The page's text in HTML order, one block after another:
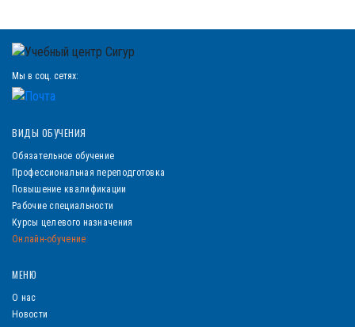
Мы в соц. сетях:
ВИДЫ ОБУЧЕНИЯ
Обязательное обучение
Профессиональная переподготовка
Повышение квалификации
Рабочие специальности
Курсы целевого назначения
Онлайн-обучение
МЕНЮ
О нас
Новости